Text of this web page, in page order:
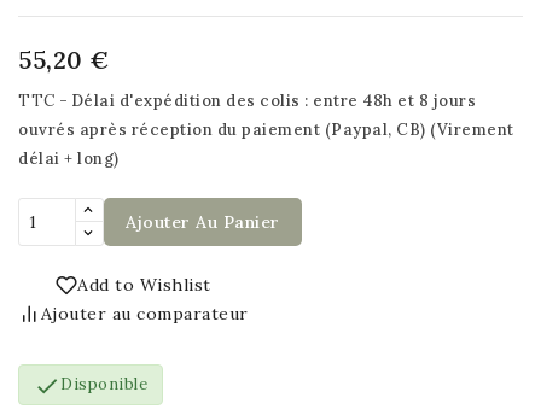
55,20 €
TTC
Délai d'expédition des colis : entre 48h et 8 jours
ouvrés après réception du paiement (Paypal, CB) (Virement
délai + long)
Ajouter Au Panier
Add to Wishlist
Ajouter au comparateur
 Disponible